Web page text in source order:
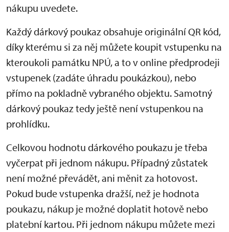
nákupu uvedete.
Každý dárkový poukaz obsahuje originální QR kód,
díky kterému si za něj můžete koupit vstupenku na
kteroukoli památku NPÚ, a to v online předprodeji
vstupenek (zadáte úhradu poukázkou), nebo
přímo na pokladně vybraného objektu. Samotný
dárkový poukaz tedy ještě není vstupenkou na
prohlídku.
Celkovou hodnotu dárkového poukazu je třeba
vyčerpat při jednom nákupu. Případný zůstatek
není možné převádět, ani měnit za hotovost.
Pokud bude vstupenka dražší, než je hodnota
poukazu, nákup je možné doplatit hotově nebo
platební kartou. Při jednom nákupu můžete mezi